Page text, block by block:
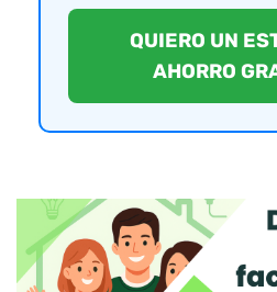
QUIERO UN
AHORRO